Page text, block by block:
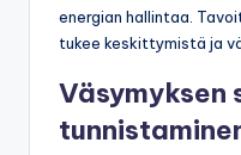
energian hallintaa.
tukee keskittymistä ja
Väsymyksen